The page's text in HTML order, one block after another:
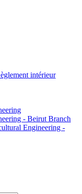
intérieur
- Beirut Branch
Engineering -